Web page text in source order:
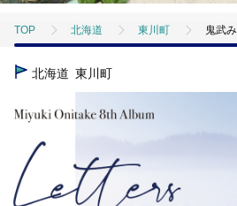
TOP 北海道 東川町 鬼武
TOP
北海道 東川町